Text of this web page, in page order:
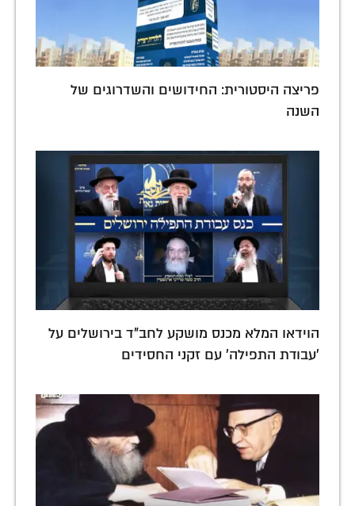
פריצה היסטורית: החידושים והשדרוגים של
השנה
הוידאו המלא מכנס מושקע לחב"ד בירושלים על
'עבודת התפילה' עם זקני החסידים